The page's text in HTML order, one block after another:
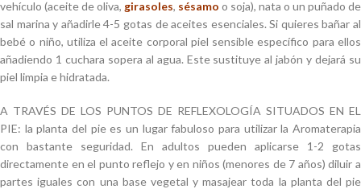
vehículo (aceite de oliva, girasoles, sésamo o soja), nata o un puñado de
sal marina y añadirle 4-5 gotas de aceites esenciales. Si quieres bañar al
bebé o niño, utiliza el aceite corporal piel sensible específico para ellos
añadiendo 1 cuchara sopera al agua. Este sustituye al jabón y dejará su
piel limpia e hidratada.
A TRAVÉS DE LOS PUNTOS DE REFLEXOLOGÍA SITUADOS EN EL
PIE: la planta del pie es un lugar fabuloso para utilizar la Aromaterapia
con bastante seguridad. En adultos pueden aplicarse 1-2 gotas
directamente en el punto reflejo y en niños (menores de 7 años) diluir a
partes iguales con una base vegetal y masajear toda la planta del pie